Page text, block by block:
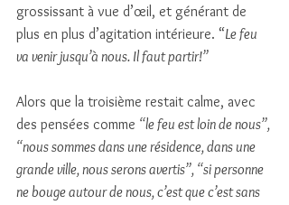
grossissant à vue d’œil, et générant de
plus en plus d’agitation intérieure. “Le feu
va venir jusqu’à nous. Il faut partir!”
Alors que la troisième restait calme, avec
des pensées comme “le feu est loin de nous”,
“nous sommes dans une résidence, dans une
grande ville, nous serons avertis”, “si personne
ne bouge autour de nous, c’est que c’est sans